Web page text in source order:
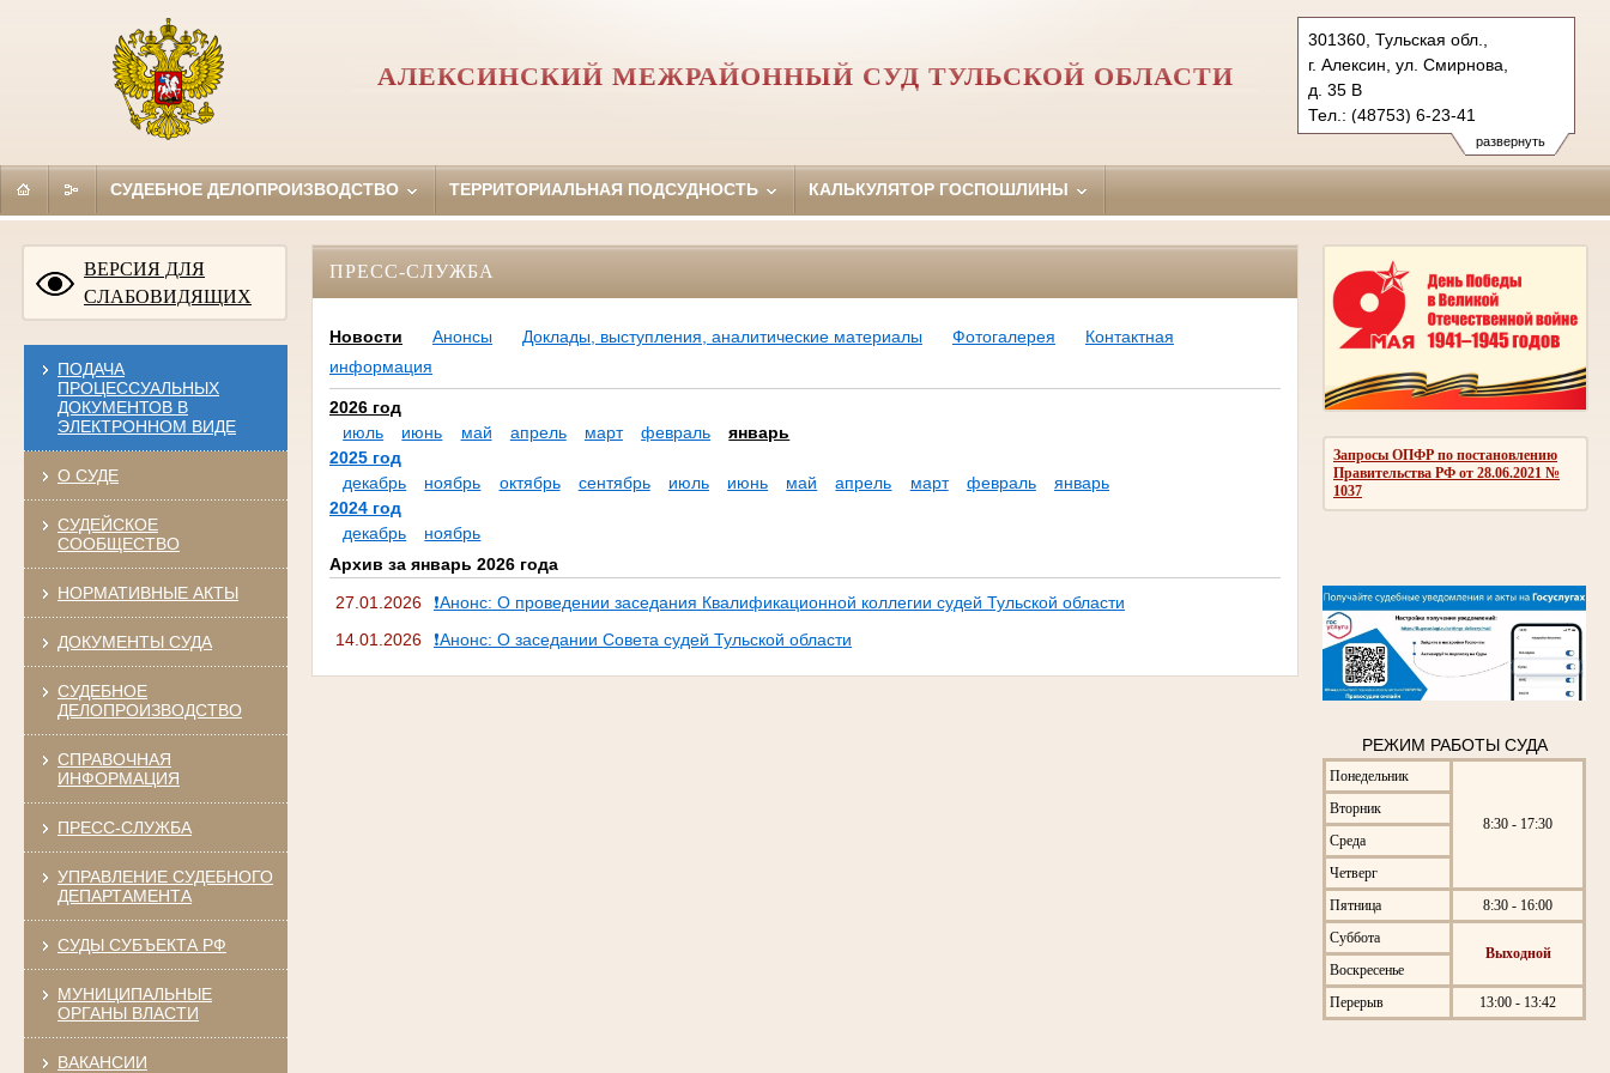
развернуть
301360, Тульская обл.,
г. Алексин, ул. Смирнова,
д. 35 В
Тел.: (48753) 6-23-41
aleksinsky.tula@sudrf.ru
АЛЕКСИНСКИЙ МЕЖРАЙОННЫЙ СУД ТУЛЬСКОЙ ОБЛАСТИ
СУДЕБНОЕ ДЕЛОПРОИЗВОДСТВО ТЕРРИТОРИАЛЬНАЯ ПОДСУДНОСТЬ КАЛЬКУЛЯТОР ГОСПОШЛИНЫ
ВЕРСИЯ ДЛЯ
СЛАБОВИДЯЩИХ
ПОДАЧА
ПРОЦЕССУАЛЬНЫХ
ДОКУМЕНТОВ В
ЭЛЕКТРОННОМ ВИДЕ
О СУДЕ
СУДЕЙСКОЕ
СООБЩЕСТВО
НОРМАТИВНЫЕ АКТЫ
ДОКУМЕНТЫ СУДА
СУДЕБНОЕ
ДЕЛОПРОИЗВОДСТВО
СПРАВОЧНАЯ
ИНФОРМАЦИЯ
ПРЕСС-СЛУЖБА
УПРАВЛЕНИЕ СУДЕБНОГО
ДЕПАРТАМЕНТА
СУДЫ СУБЪЕКТА РФ
МУНИЦИПАЛЬНЫЕ
ОРГАНЫ ВЛАСТИ
ВАКАНСИИ
Запросы ОПФР по постановлению
Правительства РФ от 28.06.2021 №
1037
РЕЖИМ РАБОТЫ СУДА
Понедельник
8:30 - 17:30
Вторник
Среда
Четверг
Пятница
8:30 - 16:00
Суббота
Выходной
Воскресенье
Перерыв
13:00 - 13:42
ПРЕСС-СЛУЖБА
Новости Анонсы Доклады, выступления, аналитические материалы Фотогалерея
Контактная
информация
2026 год
июль
июнь май апрель март февраль
январь
2025 год
декабрь
ноябрь октябрь сентябрь июль июнь май апрель март февраль
январь
2024 год
декабрь
ноябрь
Архив за январь 2026 года
27.01.2026
❗Анонс: О проведении заседания Квалификационной коллегии судей Тульской области
14.01.2026
❗Анонс: О заседании Совета судей Тульской области